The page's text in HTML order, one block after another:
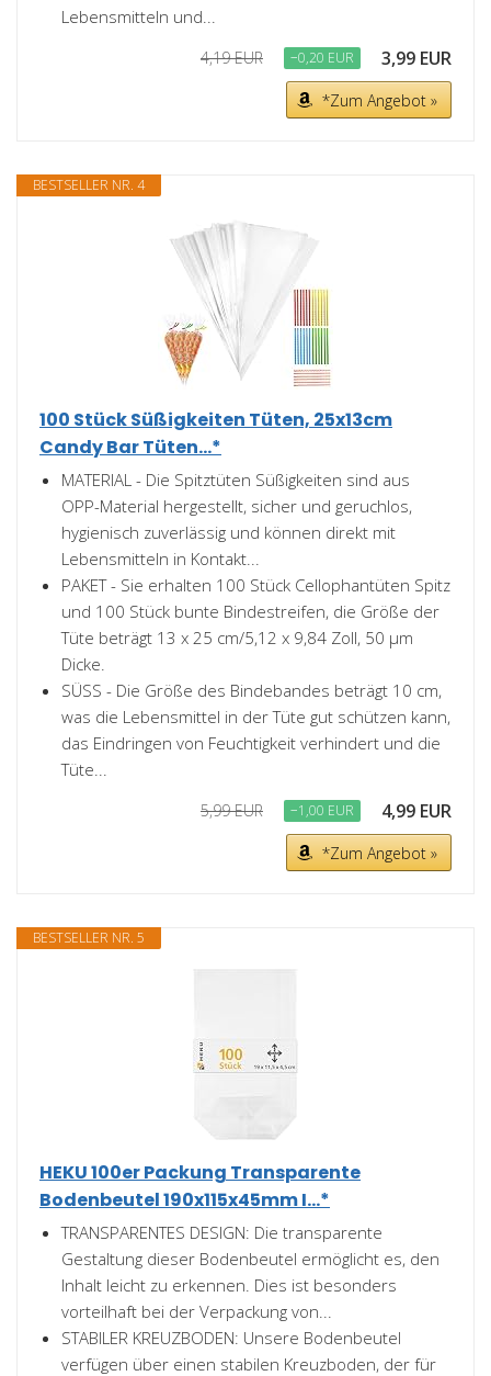
Lebensmitteln und...
4,19 EUR −0,20 EUR 3,99 EUR
*Zum Angebot »
BESTSELLER NR. 4
100 Stück Süßigkeiten Tüten, 25x13cm
Candy Bar Tüten...*
MATERIAL - Die Spitztüten Süßigkeiten sind aus
OPP-Material hergestellt, sicher und geruchlos,
hygienisch zuverlässig und können direkt mit
Lebensmitteln in Kontakt...
PAKET - Sie erhalten 100 Stück Cellophantüten Spitz
und 100 Stück bunte Bindestreifen, die Größe der
Tüte beträgt 13 x 25 cm/5,12 x 9,84 Zoll, 50 μm
Dicke.
SÜSS - Die Größe des Bindebandes beträgt 10 cm,
was die Lebensmittel in der Tüte gut schützen kann,
das Eindringen von Feuchtigkeit verhindert und die
Tüte...
5,99 EUR −1,00 EUR 4,99 EUR
*Zum Angebot »
BESTSELLER NR. 5
HEKU 100er Packung Transparente
Bodenbeutel 190x115x45mm I...*
TRANSPARENTES DESIGN: Die transparente
Gestaltung dieser Bodenbeutel ermöglicht es, den
Inhalt leicht zu erkennen. Dies ist besonders
vorteilhaft bei der Verpackung von...
STABILER KREUZBODEN: Unsere Bodenbeutel
verfügen über einen stabilen Kreuzboden, der für